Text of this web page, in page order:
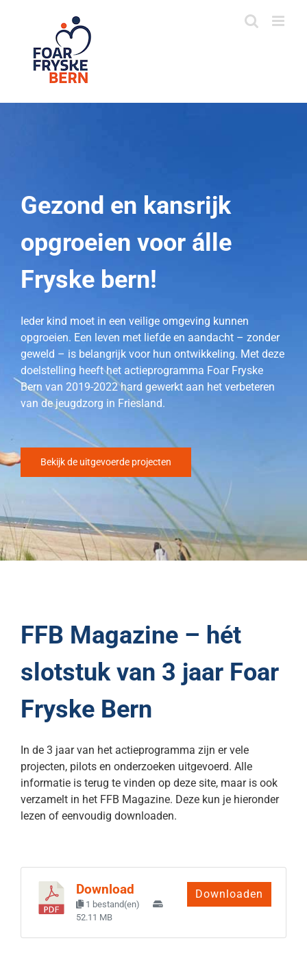
Gezond en kansrijk
opgroeien voor álle
Fryske bern!
Ieder kind moet in een veilige omgeving kunnen
opgroeien. Een leven met liefde en aandacht – zonder
geweld – is belangrijk voor hun ontwikkeling. Met deze
doelstelling heeft het actieprogramma Foar Fryske
Bern van 2019-2022 hard gewerkt aan het verbeteren
van de jeugdzorg in Friesland.
Bekijk de uitgevoerde projecten
FFB Magazine – hét
slotstuk van 3 jaar Foar
Fryske Bern
In de 3 jaar van het actieprogramma zijn er vele
projecten, pilots en onderzoeken uitgevoerd. Alle
informatie is terug te vinden op deze site, maar is ook
verzamelt in het FFB Magazine. Deze kun je hieronder
lezen of eenvoudig downloaden.
Download
1 bestand(en)
52.11 MB
Downloaden